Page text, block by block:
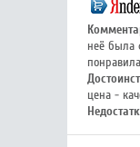
неё была
цена -